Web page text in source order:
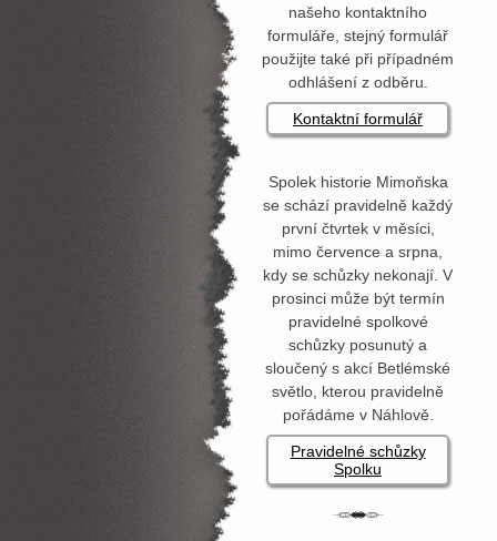
našeho kontaktního
formuláře, stejný formulář
použijte také při případném
odhlášení z odběru.
Kontaktní formulář
Spolek historie Mimoňska
se schází pravidelně každý
první čtvrtek v měsíci,
mimo července a srpna,
kdy se schůzky nekonají. V
prosinci může být termín
pravidelné spolkové
schůzky posunutý a
sloučený s akcí Betlémské
světlo, kterou pravidelně
pořádáme v Náhlově.
Pravidelné schůzky
Spolku